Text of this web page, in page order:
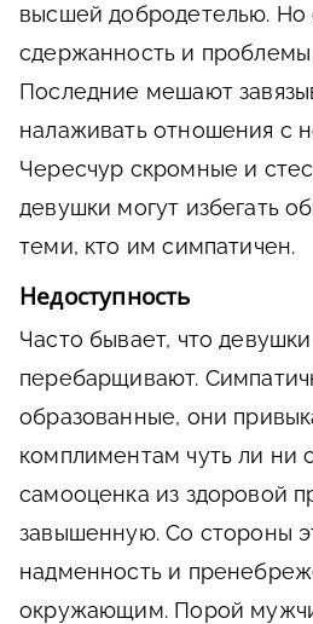
высшей добродетелью. Но
сдержанность и
Последние мешают
налаживать отношения с
Чересчур скромные и
девушки могут избегать
теми, кто им симпатичен.
Недоступность
Часто бывает, что
перебарщивают.
образованные, они
комплиментам чуть ли ни
самооценка из здоровой
завышенную. Со стороны
надменность и
окружающим. Порой